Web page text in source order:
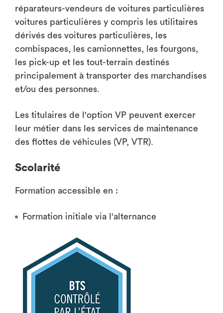
réparateurs-vendeurs de voitures particulières
voitures particulières y compris les utilitaires
dérivés des voitures particulières, les
combispaces, les camionnettes, les fourgons,
les pick-up et les tout-terrain destinés
principalement à transporter des marchandises
et/ou des personnes.
Les titulaires de l'option VP peuvent exercer
leur métier dans les services de maintenance
des flottes de véhicules (VP, VTR).
Scolarité
Formation accessible en :
Formation initiale via l'alternance